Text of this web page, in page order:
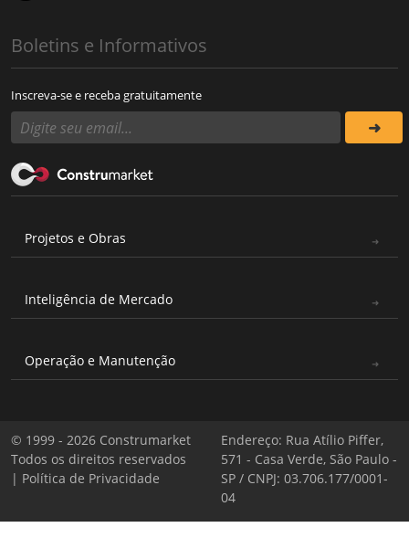
Boletins e Informativos
Inscreva-se e receba gratuitamente
Projetos e Obras
Inteligência de Mercado
Operação e Manutenção
© 1999 - 2026 Construmarket
Todos os direitos reservados
| Política de Privacidade
Endereço: Rua Atílio Piffer,
571 - Casa Verde, São Paulo -
SP / CNPJ: 03.706.177/0001-
04